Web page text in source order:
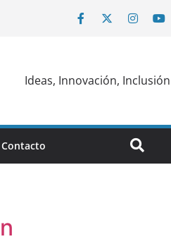
Ideas, Innovación, Inclusión
Contacto